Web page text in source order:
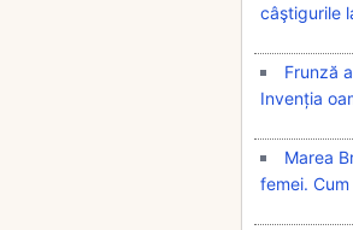
câştigurile
Frunză
Invenția
Marea
femei.